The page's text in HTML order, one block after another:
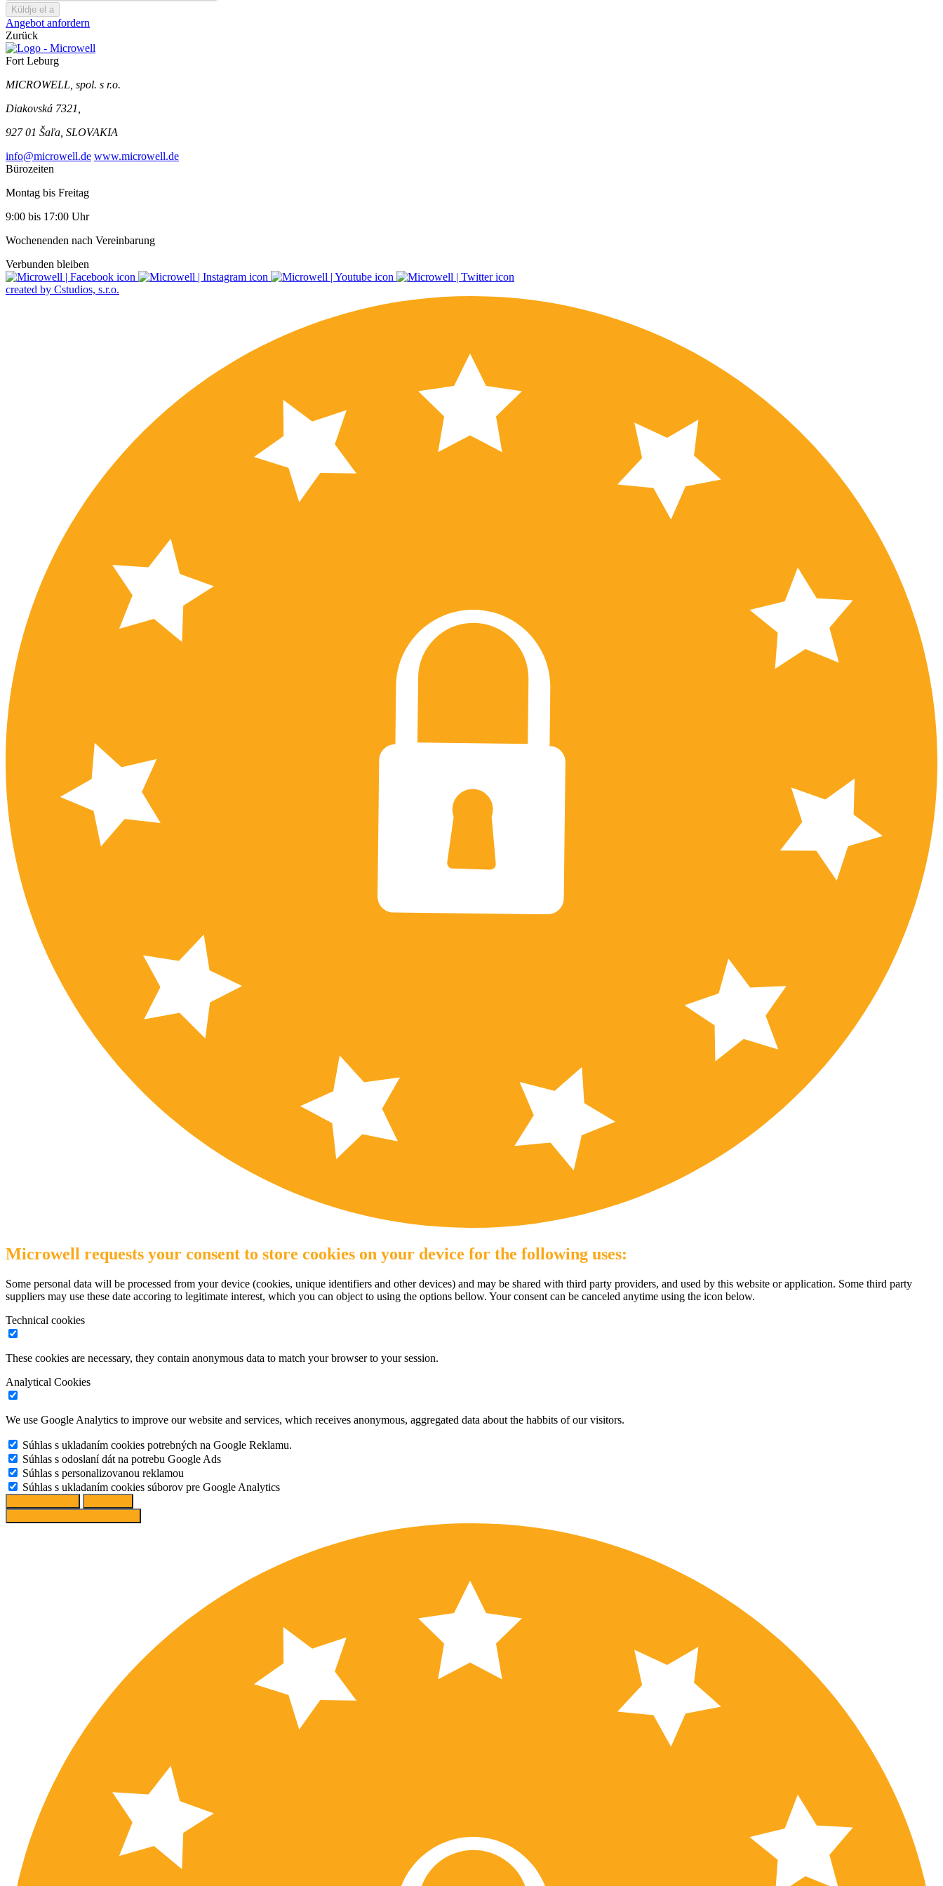
Küldje el a
Angebot anfordern
Zurück
Fort Leburg
MICROWELL, spol. s r.o.
Diakovská 7321,
927 01 Šaľa, SLOVAKIA
info@microwell.de www.microwell.de
Bürozeiten
Montag bis Freitag
9:00 bis 17:00 Uhr
Wochenenden nach Vereinbarung
Verbunden bleiben
created by Cstudios, s.r.o.
Microwell requests your consent to store cookies on your device for the following uses:
Some personal data will be processed from your device (cookies, unique identifiers and other devices) and may be shared with third party providers, and used by this website or application. Some third party
suppliers may use these date accoring to legitimate interest, which you can object to using the options bellow. Your consent can be canceled anytime using the icon below.
Technical cookies
These cookies are necessary, they contain anonymous data to match your browser to your session.
Analytical Cookies
We use Google Analytics to improve our website and services, which receives anonymous, aggregated data about the habbits of our visitors.
Súhlas s ukladaním cookies potrebných na Google Reklamu.
Súhlas s odoslaní dát na potrebu Google Ads
Súhlas s personalizovanou reklamou
Súhlas s ukladaním cookies súborov pre Google Analytics